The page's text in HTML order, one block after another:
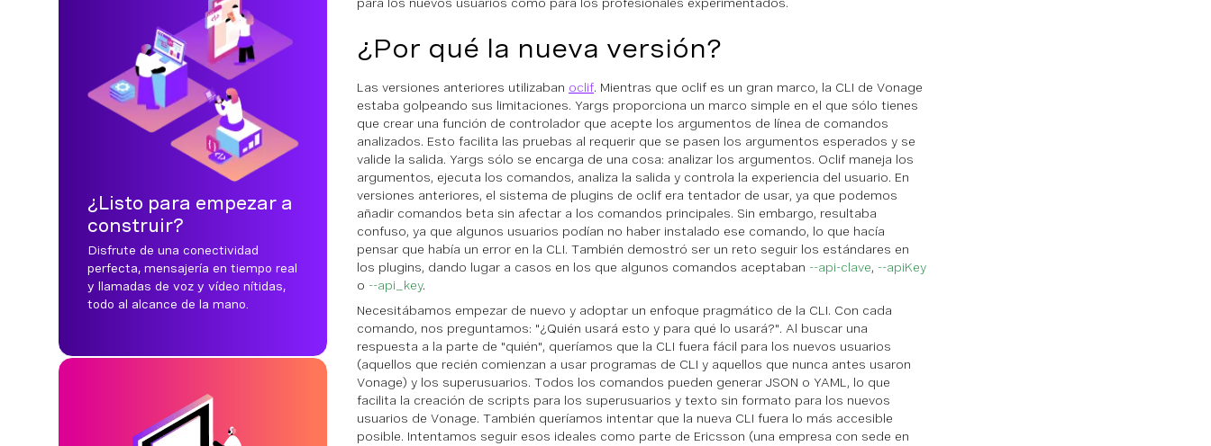
¿Listo para empezar a
construir?
Disfrute de una conectividad
perfecta, mensajería en tiempo real
y llamadas de voz y vídeo nítidas,
todo al alcance de la mano.
¿Por qué la nueva versión?
Las versiones anteriores utilizaban oclif. Mientras que oclif es un gran marco, la CLI de Vonage
estaba golpeando sus limitaciones. Yargs proporciona un marco simple en el que sólo tienes
que crear una función de controlador que acepte los argumentos de línea de comandos
analizados. Esto facilita las pruebas al requerir que se pasen los argumentos esperados y se
valide la salida. Yargs sólo se encarga de una cosa: analizar los argumentos. Oclif maneja los
argumentos, ejecuta los comandos, analiza la salida y controla la experiencia del usuario. En
versiones anteriores, el sistema de plugins de oclif era tentador de usar, ya que podemos
añadir comandos beta sin afectar a los comandos principales. Sin embargo, resultaba
confuso, ya que algunos usuarios podían no haber instalado ese comando, lo que hacía
pensar que había un error en la CLI. También demostró ser un reto seguir los estándares en
los plugins, dando lugar a casos en los que algunos comandos aceptaban --api-clave, --apiKey
o --api_key.
Necesitábamos empezar de nuevo y adoptar un enfoque pragmático de la CLI. Con cada
comando, nos preguntamos: "¿Quién usará esto y para qué lo usará?". Al buscar una
respuesta a la parte de "quién", queríamos que la CLI fuera fácil para los nuevos usuarios
(aquellos que recién comienzan a usar programas de CLI y aquellos que nunca antes usaron
Vonage) y los superusuarios. Todos los comandos pueden generar JSON o YAML, lo que
facilita la creación de scripts para los superusuarios y texto sin formato para los nuevos
usuarios de Vonage. También queríamos intentar que la nueva CLI fuera lo más accesible
posible. Intentamos seguir esos ideales como parte de Ericsson (una empresa con sede en